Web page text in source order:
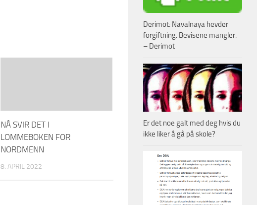
NÅ SVIR DET I
LOMMEBOKEN FOR
NORDMENN
8. APRIL 2022
Derimot: Navalnaya hevder
forgiftning. Bevisene mangler.
– Derimot
Er det noe galt med deg hvis du
ikke liker å gå på skole?